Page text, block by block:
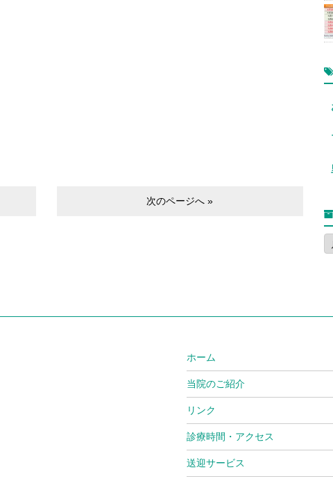
次のページへ »
ホーム
当院のご紹介
リンク
診療時間・アクセス
送迎サービス